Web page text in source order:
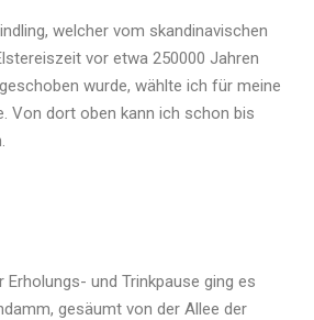
welcher vom skandinavischen
vor etwa 250000 Jahren
wurde, wählte ich für meine
Von dort oben kann ich schon bis
und Trinkpause ging es
gesäumt von der Allee der